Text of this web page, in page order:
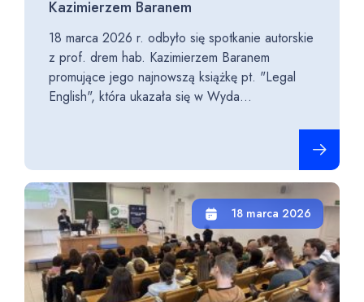
Kazimierzem Baranem
18 marca 2026 r. odbyło się spotkanie autorskie
z prof. drem hab. Kazimierzem Baranem
promujące jego najnowszą książkę pt. "Legal
English", która ukazała się w Wyda...
18 marca 2026